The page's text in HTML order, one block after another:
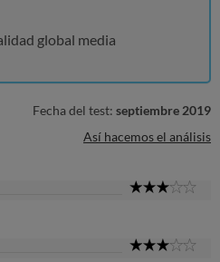
global media
Fecha del test: septiembre 2019
Así hacemos el análisis